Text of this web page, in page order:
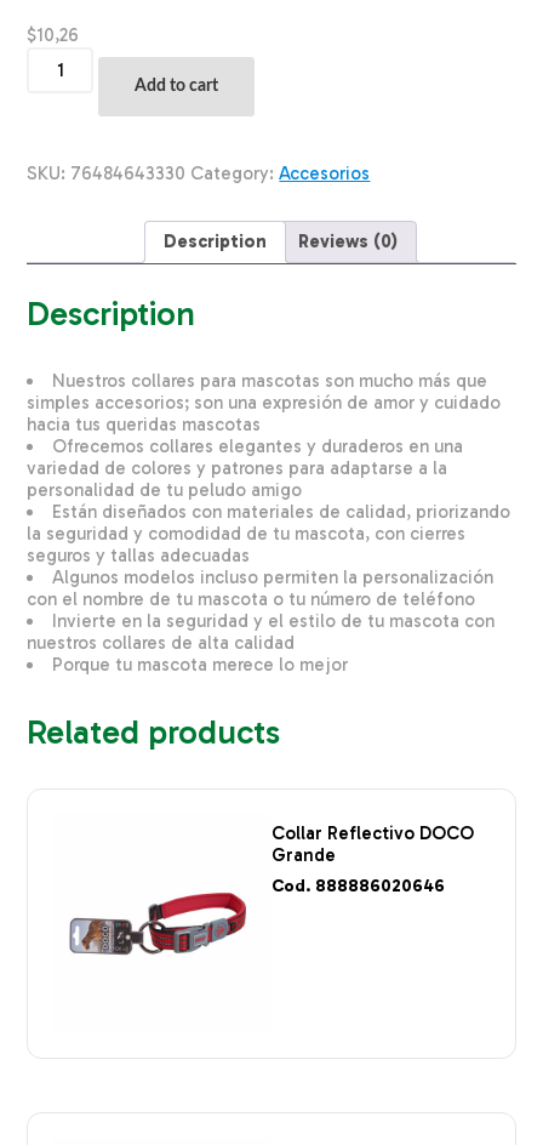
$10,26
Estampado
LAZER
Add to cart
SKU: 76484643330 Category:Accesorios
Description Reviews (0)
Description
Nuestros collares para mascotas son mucho más que
simples accesorios; son una expresión de amor y cuidado
hacia tus queridas mascotas
Ofrecemos collares elegantes y duraderos en una
variedad de colores y patrones para adaptarse a la
personalidad de tu peludo amigo
Están diseñados con materiales de calidad, priorizando
la seguridad y comodidad de tu mascota, con cierres
seguros y tallas adecuadas
Algunos modelos incluso permiten la personalización
con el nombre de tu mascota o tu número de teléfono
Invierte en la seguridad y el estilo de tu mascota con
nuestros collares de alta calidad
Porque tu mascota merece lo mejor
Related products
Collar Reflectivo DOCO
Grande
Cod. 888886020646